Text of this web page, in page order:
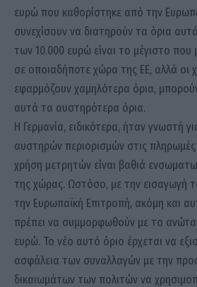
ευρώ που καθορίστηκε από την
συνεχίσουν να διατηρούν τα όρια
των 10.000 ευρώ είναι το μέγιστο που
σε οποιαδήποτε χώρα της ΕΕ, αλλά οι
εφαρμόζουν χαμηλότερα όρια,
αυτά τα αυστηρότερα όρια.
Η Γερμανία, ειδικότερα, ήταν γνωστή
αυστηρών περιορισμών στις
χρήση μετρητών είναι βαθιά
της χώρας. Ωστόσο, με την εισαγωγή
την Ευρωπαϊκή Επιτροπή, ακόμη και
πρέπει να συμμορφωθούν με το
ευρώ. Το νέο αυτό όριο έρχεται να
ασφάλεια των συναλλαγών με την
δικαιωμάτων των πολιτών να